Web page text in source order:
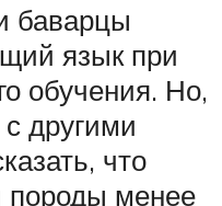
баварцы
язык при
обучения. Но,
другими
что
породы менее